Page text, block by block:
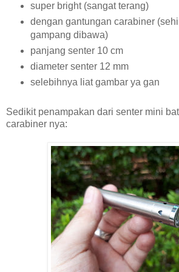
super bright (sangat terang)
dengan gantungan carabiner
gampang dibawa)
panjang senter 10 cm
diameter senter 12 mm
selebihnya liat gambar ya gan
Sedikit penampakan dari senter mini
carabiner nya: